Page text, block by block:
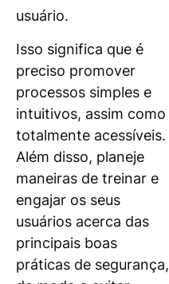
usuário.
Isso significa que é
preciso promover
processos simples e
intuitivos, assim como
totalmente acessíveis.
Além disso, planeje
maneiras de treinar e
engajar os seus
usuários acerca das
principais boas
práticas de segurança,